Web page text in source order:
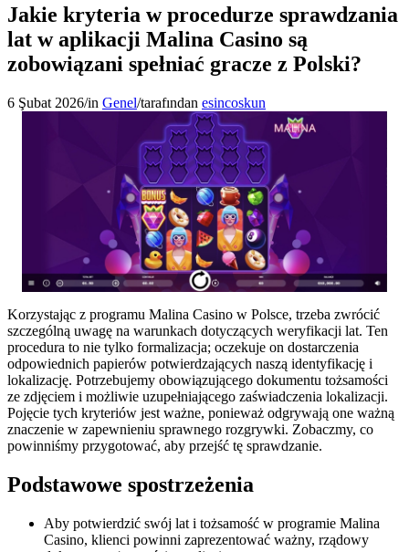
Jakie kryteria w procedurze sprawdzania
lat w aplikacji Malina Casino są
zobowiązani spełniać gracze z Polski?
6 Şubat 2026/in Genel/tarafından esincoskun
Korzystając z programu Malina Casino w Polsce, trzeba zwrócić
szczególną uwagę na warunkach dotyczących weryfikacji lat. Ten
procedura to nie tylko formalizacja; oczekuje on dostarczenia
odpowiednich papierów potwierdzających naszą identyfikację i
lokalizację. Potrzebujemy obowiązującego dokumentu tożsamości
ze zdjęciem i możliwie uzupełniającego zaświadczenia lokalizacji.
Pojęcie tych kryteriów jest ważne, ponieważ odgrywają one ważną
znaczenie w zapewnieniu sprawnego rozgrywki. Zobaczmy, co
powinniśmy przygotować, aby przejść tę sprawdzanie.
Podstawowe spostrzeżenia
Aby potwierdzić swój lat i tożsamość w programie Malina
Casino, klienci powinni zaprezentować ważny, rządowy